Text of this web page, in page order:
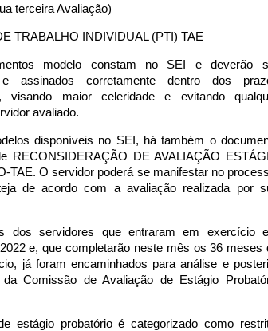
terceira Avaliação)
TRABALHO INDIVIDUAL (PTI) TAE
modelo constam no SEI e deverão
e assinados corretamente dentro dos
, visando maior celeridade e evitando
avaliado.
disponíveis no SEI, há também o
RECONSIDERAÇÃO DE AVALIAÇÃO
TAE. O servidor poderá se manifestar no
de acordo com a avaliação realizada por
dos servidores que entraram em exercício
e, que completarão neste mês os 36 meses
já foram encaminhados para análise e
daComissão de Avaliação de Estágio
estágio probatório é categorizado como